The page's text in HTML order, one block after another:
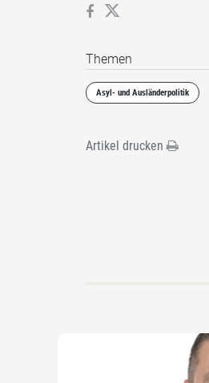
Themen
Asyl- und Ausländerpolitik
Artikel drucken